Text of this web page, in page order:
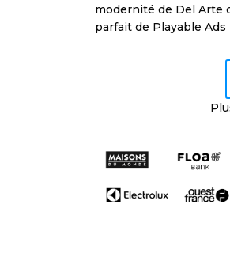
modernité de Del Arte
parfait de Playable Ads